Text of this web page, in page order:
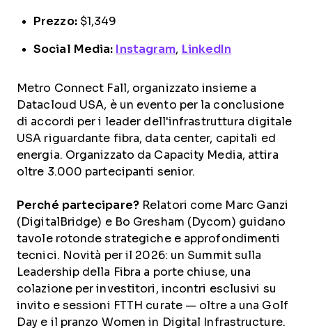
Prezzo:$1,349
Social Media: Instagram, LinkedIn
Metro Connect Fall, organizzato insieme a
Datacloud USA, è un evento per la conclusione
di accordi per i leader dell'infrastruttura digitale
USA riguardante fibra, data center, capitali ed
energia. Organizzato da Capacity Media, attira
oltre 3.000 partecipanti senior.
Perché partecipare?Relatori come Marc Ganzi
(DigitalBridge) e Bo Gresham (Dycom) guidano
tavole rotonde strategiche e approfondimenti
tecnici. Novità per il 2026: un Summit sulla
Leadership della Fibra a porte chiuse, una
colazione per investitori, incontri esclusivi su
invito e sessioni FTTH curate — oltre a una Golf
Day e il pranzo Women in Digital Infrastructure.